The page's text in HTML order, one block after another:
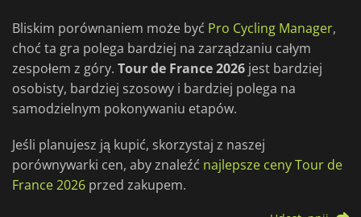
Bliskim porównaniem może być Pro Cycling Manager,
choć ta gra polega bardziej na zarządzaniu całym
zespołem z góry. Tour de France 2026 jest bardziej
osobisty, bardziej szosowy i bardziej polega na
samodzielnym pokonywaniu etapów.
Jeśli planujesz ją kupić, skorzystaj z naszej
porównywarki cen, aby znaleźć najlepsze ceny Tour de
France 2026 przed zakupem.